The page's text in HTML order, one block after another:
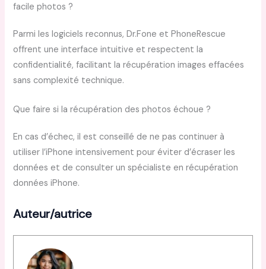
facile photos ?
Parmi les logiciels reconnus, Dr.Fone et PhoneRescue
offrent une interface intuitive et respectent la
confidentialité, facilitant la récupération images effacées
sans complexité technique.
Que faire si la récupération des photos échoue ?
En cas d’échec, il est conseillé de ne pas continuer à
utiliser l’iPhone intensivement pour éviter d’écraser les
données et de consulter un spécialiste en récupération
données iPhone.
Auteur/autrice